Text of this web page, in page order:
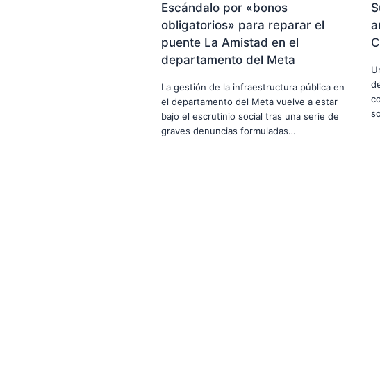
Escándalo por «bonos
obligatorios» para reparar el
puente La Amistad en el
departamento del Meta
La gestión de la infraestructura pública en
el departamento del Meta vuelve a estar
bajo el escrutinio social tras una serie de
graves denuncias formuladas…